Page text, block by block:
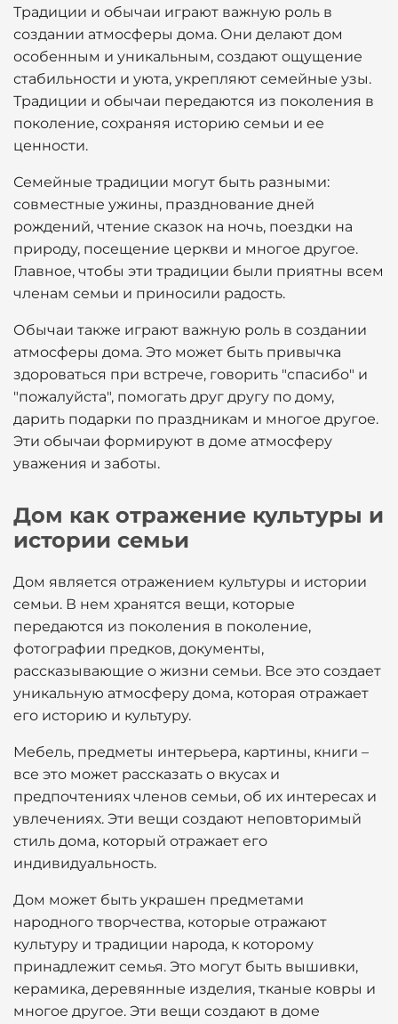
Традиции и обычаи играют важную роль в
создании атмосферы дома. Они делают дом
особенным и уникальным, создают ощущение
стабильности и уюта, укрепляют семейные узы.
Традиции и обычаи передаются из поколения в
поколение, сохраняя историю семьи и ее
ценности.
Семейные традиции могут быть разными:
совместные ужины, празднование дней
рождений, чтение сказок на ночь, поездки на
природу, посещение церкви и многое другое.
Главное, чтобы эти традиции были приятны всем
членам семьи и приносили радость.
Обычаи также играют важную роль в создании
атмосферы дома. Это может быть привычка
здороваться при встрече, говорить "спасибо" и
"пожалуйста", помогать друг другу по дому,
дарить подарки по праздникам и многое другое.
Эти обычаи формируют в доме атмосферу
уважения и заботы.
Дом как отражение культуры и
истории семьи
Дом является отражением культуры и истории
семьи. В нем хранятся вещи, которые
передаются из поколения в поколение,
фотографии предков, документы,
рассказывающие о жизни семьи. Все это создает
уникальную атмосферу дома, которая отражает
его историю и культуру.
Мебель, предметы интерьера, картины, книги –
все это может рассказать о вкусах и
предпочтениях членов семьи, об их интересах и
увлечениях. Эти вещи создают неповторимый
стиль дома, который отражает его
индивидуальность.
Дом может быть украшен предметами
народного творчества, которые отражают
культуру и традиции народа, к которому
принадлежит семья. Это могут быть вышивки,
керамика, деревянные изделия, тканые ковры и
многое другое. Эти вещи создают в доме